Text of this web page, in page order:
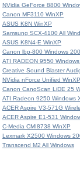
NVidia GeForce 8800
Canon MF3110 WinXP
ASUS K8N WinXP
Samsung SCX-4100 All
ASUS K8N4-E WinXP
Canon lbp-800 Windows
ATI RADEON 9550
Creative Sound Blaster
NVidia nForce Unified WinXP
Canon CanoScan LiDE 25
ATI Radeon 9250 Windows
ACER Aspire V3-571G
ACER Aspire E1-531
C-Media CMI8738 WinXP
Lexmark X2500 Windows
Transcend M2 All Windows